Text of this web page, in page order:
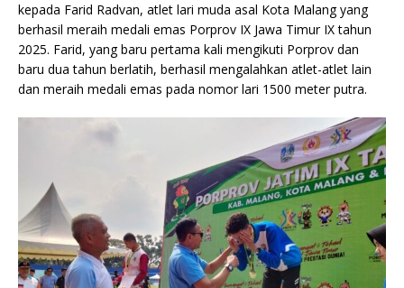
kepada Farid Radvan, atlet lari muda asal Kota Malang yang
berhasil meraih medali emas Porprov IX Jawa Timur IX tahun
2025. Farid, yang baru pertama kali mengikuti Porprov dan
baru dua tahun berlatih, berhasil mengalahkan atlet-atlet lain
dan meraih medali emas pada nomor lari 1500 meter putra.